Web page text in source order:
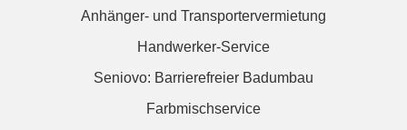
Anhänger- und Transportervermietung
Handwerker-Service
Seniovo: Barrierefreier Badumbau
Farbmischservice